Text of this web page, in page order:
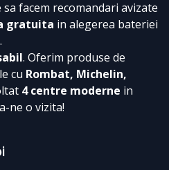
facem recomandari avizate
gratuita in alegerea bateriei
. Oferim produse de
cu Rombat, Michelin,
4 centre moderne in
ne o vizita!